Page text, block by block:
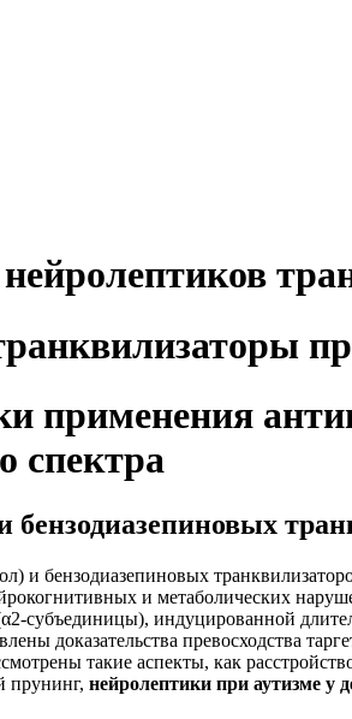
применения
спектра
и бензодиазепиновых
и метаболических
субъединицы), индуцированной
доказательства превосходства
такие аспекты, как
прунинг, нейролептики при аутизме у